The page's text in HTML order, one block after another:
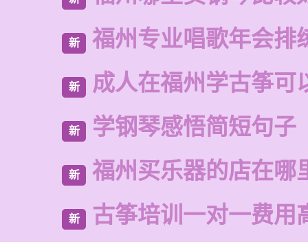
新 福州专业唱歌年会排
新 成人在福州学古筝可
新 学钢琴感悟简短句子
新 福州买乐器的店在哪
新 古筝培训一对一费用